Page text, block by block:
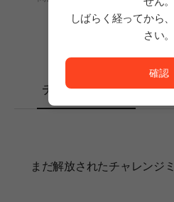
チャレンジミッ
ション
まだ解放されたチャレンジ
しばらく経ってから
さい。
確認